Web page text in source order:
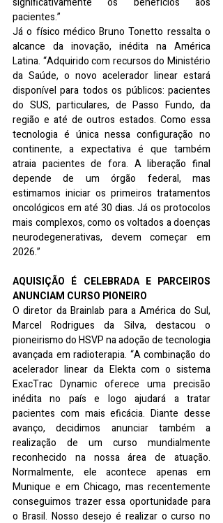
pacientes.”
Já o físico médico Bruno Tonetto ressalta o
alcance da inovação, inédita na América
Latina. “Adquirido com recursos do Ministério
da Saúde, o novo acelerador linear estará
disponível para todos os públicos: pacientes
do SUS, particulares, de Passo Fundo, da
região e até de outros estados. Como essa
tecnologia é única nessa configuração no
continente, a expectativa é que também
atraia pacientes de fora. A liberação final
depende de um órgão federal, mas
estimamos iniciar os primeiros tratamentos
oncológicos em até 30 dias. Já os protocolos
mais complexos, como os voltados a doenças
neurodegenerativas, devem começar em
2026.”
AQUISIÇÃO É CELEBRADA E PARCEIROS
ANUNCIAM CURSO PIONEIRO
O diretor da Brainlab para a América do Sul,
Marcel Rodrigues da Silva, destacou o
pioneirismo do HSVP na adoção de tecnologia
avançada em radioterapia. “A combinação do
acelerador linear da Elekta com o sistema
ExacTrac Dynamic oferece uma precisão
inédita no país e logo ajudará a tratar
pacientes com mais eficácia. Diante desse
avanço, decidimos anunciar também a
realização de um curso mundialmente
reconhecido na nossa área de atuação.
Normalmente, ele acontece apenas em
Munique e em Chicago, mas recentemente
conseguimos trazer essa oportunidade para
o Brasil. Nosso desejo é realizar o curso no